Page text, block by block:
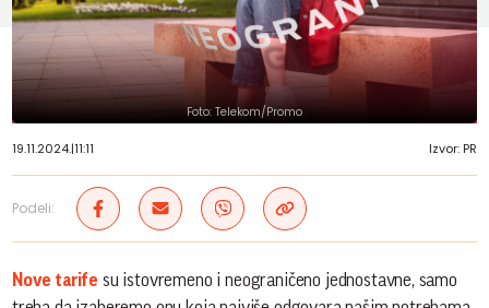
Foto: Telekom/Promo
19.11.2024.|11:11 Izvor: PR
Podeli:
Nove tarife su istovremeno i neograničeno jednostavne, samo